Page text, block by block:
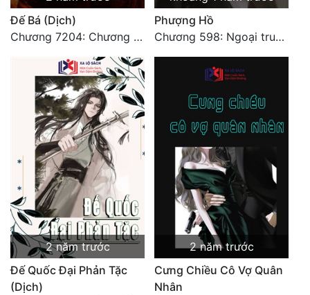
Đô Thị
Đông Phương
Đông Phương Huyền Huyễn
Đồng Nhân
Cẩu Đạo Trường Sinh
Ngự Thú
Truyện Nam
Truyện Nữ
Vô Địch Lưu
Xây Dựng Thế Lực
Đế Bá (Dịch)
Chương 7204: Chương 7204
Phượng Hồ
Chương 598: Ngoại truyện: Tiểu Tiểu Ký
2 năm trước
Đế Quốc Đại Phản Tặc
(Dịch)
2 năm trước
Cưng Chiều Cô Vợ Quân
Nhân